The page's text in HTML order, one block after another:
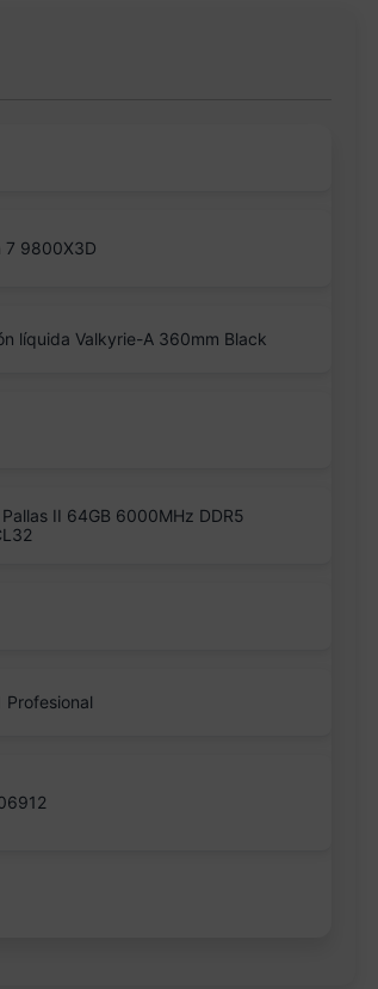
7 9800X3D
líquida Valkyrie-A 360mm Black
Pallas II 64GB 6000MHz DDR5
Profesional